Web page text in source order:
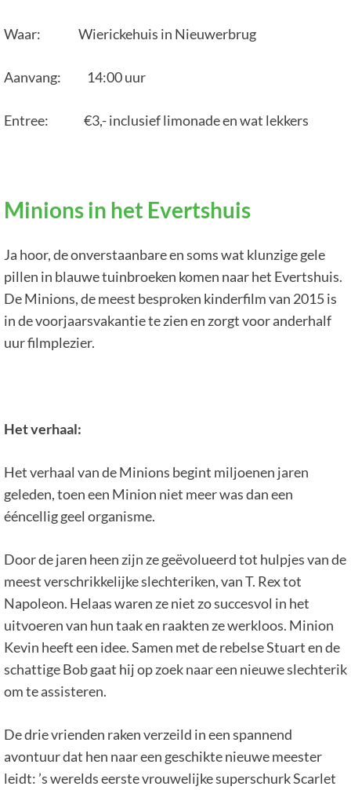
Waar: Wierickehuis in Nieuwerbrug
Aanvang: 14:00 uur
Entree: €3,- inclusief limonade en wat lekkers
Minions in het Evertshuis
Ja hoor, de onverstaanbare en soms wat klunzige gele
pillen in blauwe tuinbroeken komen naar het Evertshuis.
De Minions, de meest besproken kinderfilm van 2015 is
in de voorjaarsvakantie te zien en zorgt voor anderhalf
uur filmplezier.
Het verhaal:
Het verhaal van de Minions begint miljoenen jaren
geleden, toen een Minion niet meer was dan een
ééncellig geel organisme.
Door de jaren heen zijn ze geëvolueerd tot hulpjes van de
meest verschrikkelijke slechteriken, van T. Rex tot
Napoleon. Helaas waren ze niet zo succesvol in het
uitvoeren van hun taak en raakten ze werkloos. Minion
Kevin heeft een idee. Samen met de rebelse Stuart en de
schattige Bob gaat hij op zoek naar een nieuwe slechterik
om te assisteren.
De drie vrienden raken verzeild in een spannend
avontuur dat hen naar een geschikte nieuwe meester
leidt: ’s werelds eerste vrouwelijke superschurk Scarlet